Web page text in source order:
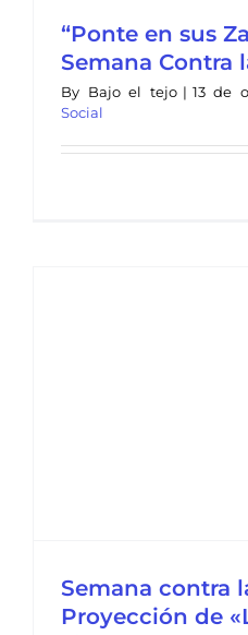
“Ponte en sus
Semana Contra
By Bajo el tejo | 13 de
Social
Semana contra
Proyección de